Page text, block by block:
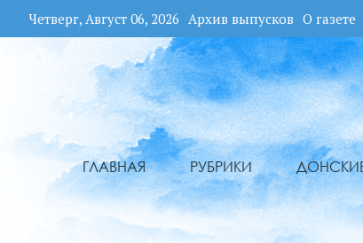
Четверг, Август 06, 2026 Архив выпусков О газете
ГЛАВНАЯ РУБРИКИ